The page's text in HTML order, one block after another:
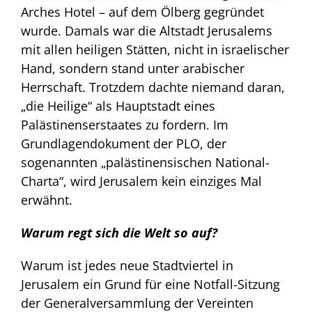
Arches Hotel – auf dem Ölberg gegründet
wurde. Damals war die Altstadt Jerusalems
mit allen heiligen Stätten, nicht in israelischer
Hand, sondern stand unter arabischer
Herrschaft. Trotzdem dachte niemand daran,
„die Heilige“ als Hauptstadt eines
Palästinenserstaates zu fordern. Im
Grundlagendokument der PLO, der
sogenannten „palästinensischen National-
Charta“, wird Jerusalem kein einziges Mal
erwähnt.
Warum regt sich die Welt so auf?
Warum ist jedes neue Stadtviertel in
Jerusalem ein Grund für eine Notfall-Sitzung
der Generalversammlung der Vereinten